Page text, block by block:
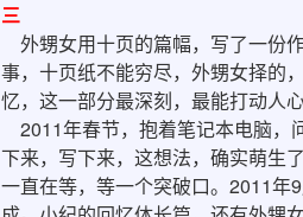
三
外甥女用十页的篇幅，写了一份
事，十页纸不能穷尽，外甥女择的
忆，这一部分最深刻，最能打动人
2011年春节，抱着笔记本电脑，
下来，写下来，这想法，确实萌生
一直在等，等一个突破口。2011年